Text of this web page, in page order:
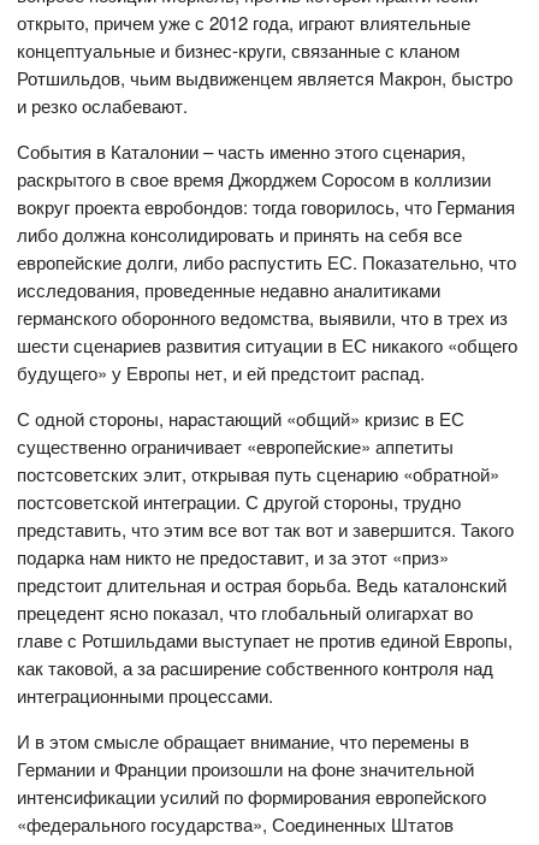
открыто, причем уже с 2012 года, играют влиятельные
концептуальные и бизнес-круги, связанные с кланом
Ротшильдов, чьим выдвиженцем является Макрон, быстро
и резко ослабевают.
События в Каталонии – часть именно этого сценария,
раскрытого в свое время Джорджем Соросом в коллизии
вокруг проекта евробондов: тогда говорилось, что Германия
либо должна консолидировать и принять на себя все
европейские долги, либо распустить ЕС. Показательно, что
исследования, проведенные недавно аналитиками
германского оборонного ведомства, выявили, что в трех из
шести сценариев развития ситуации в ЕС никакого «общего
будущего» у Европы нет, и ей предстоит распад.
С одной стороны, нарастающий «общий» кризис в ЕС
существенно ограничивает «европейские» аппетиты
постсоветских элит, открывая путь сценарию «обратной»
постсоветской интеграции. С другой стороны, трудно
представить, что этим все вот так вот и завершится. Такого
подарка нам никто не предоставит, и за этот «приз»
предстоит длительная и острая борьба. Ведь каталонский
прецедент ясно показал, что глобальный олигархат во
главе с Ротшильдами выступает не против единой Европы,
как таковой, а за расширение собственного контроля над
интеграционными процессами.
И в этом смысле обращает внимание, что перемены в
Германии и Франции произошли на фоне значительной
интенсификации усилий по формирования европейского
«федерального государства», Соединенных Штатов